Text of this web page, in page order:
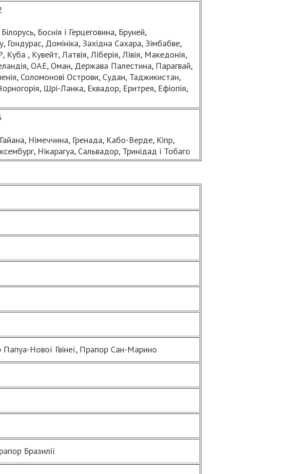
Боснія і Герцеговина, Бруней,
Гондурас, Домініка, Західна Сахара, Зімбабве,
, Кувейт, Латвія, Ліберія, Лівія, Македонія,
ОАЕ, Оман, Держава Палестина, Парагвай,
Соломонові Острови, Судан, Таджикистан,
Шрі-Ланка, Еквадор, Еритрея, Ефіопія,
Німеччина, Гренада, Кабо-Верде, Кіпр,
Нікарагуа, Сальвадор, Тринідад і Тобаго
Нової Гвінеї, Прапор Сан-Марино
Бразилії